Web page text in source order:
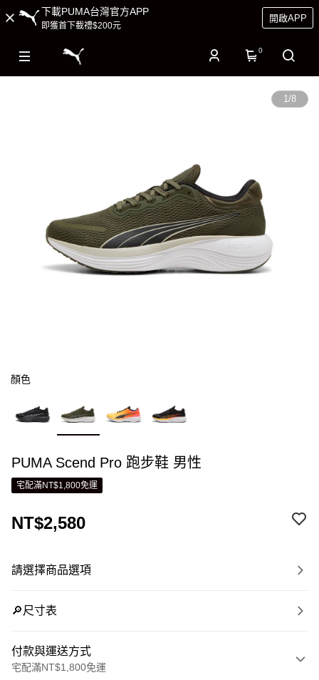
下載PUMA台灣官方APP
即獲首下載禮$200元
開啟APP
0
1/8
顏色
PUMA Scend Pro 跑步鞋 男性
宅配滿NT$1,800免運
NT$2,580
請選擇商品選項
🔎尺寸表
付款與運送方式
宅配滿NT$1,800免運